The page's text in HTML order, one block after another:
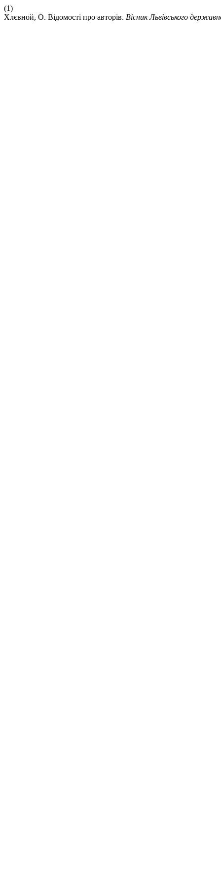
(1)
Хлєвной, О. Відомості про авторів. Вісник Львівського